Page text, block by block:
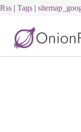
Rss | Tags |